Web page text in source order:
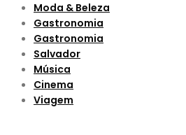
Moda & Beleza
Gastronomia
Gastronomia
Salvador
Música
Cinema
Viagem